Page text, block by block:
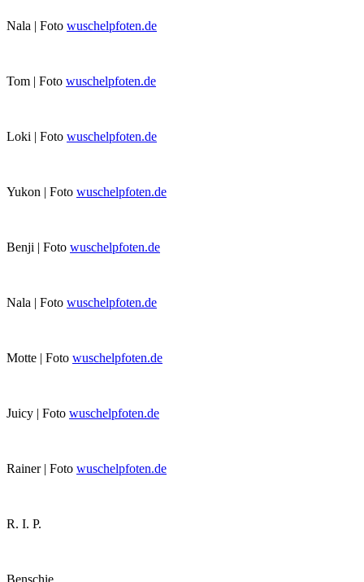
Nala | Foto wuschelpfoten.de
Tom | Foto wuschelpfoten.de
Loki | Foto wuschelpfoten.de
Yukon | Foto wuschelpfoten.de
Benji | Foto wuschelpfoten.de
Nala | Foto wuschelpfoten.de
Motte | Foto wuschelpfoten.de
Juicy | Foto wuschelpfoten.de
Rainer | Foto wuschelpfoten.de
R. I. P.